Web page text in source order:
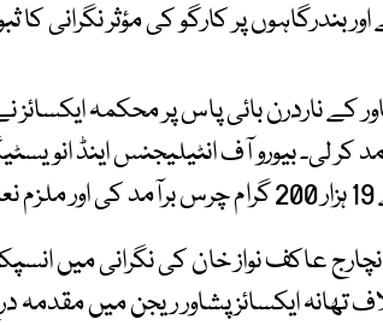
بندرگاہوں پر کارگو کی مؤثر نگرانی کا
کر لی۔ بیورو آف انٹیلیجنس اینڈ
عاکف نواز خان کی نگرانی میں
ایکسائز پشاور ریجن میں مقدمہ